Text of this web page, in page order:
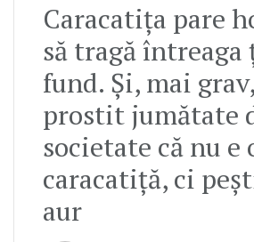
Caracatița pare
să tragă întreaga
fund. Și, mai
prostit jumătate
societate că nu e
caracatiță, ci
aur